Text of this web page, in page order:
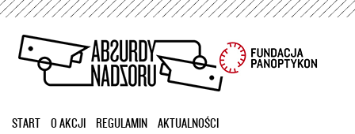
Przejdź
treści
START O AKCJI REGULAMIN
AKTUALNOŚCI